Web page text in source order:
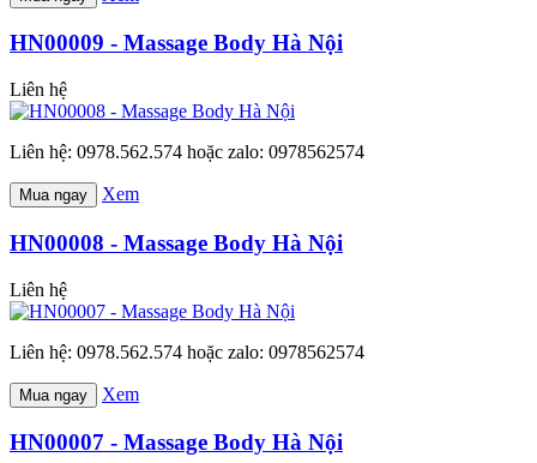
HN00009 - Massage Body Hà Nội
Liên hệ
Liên hệ: 0978.562.574 hoặc zalo: 0978562574
Mua ngay Xem
HN00008 - Massage Body Hà Nội
Liên hệ
Liên hệ: 0978.562.574 hoặc zalo: 0978562574
Mua ngay Xem
HN00007 - Massage Body Hà Nội